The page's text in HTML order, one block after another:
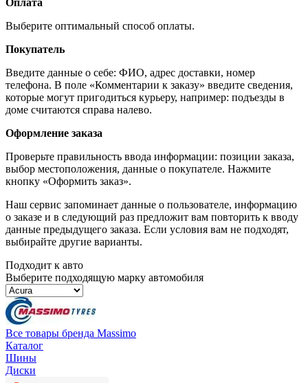
Оплата
Выберите оптимальный способ оплаты.
Покупатель
Введите данные о себе: ФИО, адрес доставки, номер
телефона. В поле «Комментарии к заказу» введите сведения,
которые могут пригодиться курьеру, например: подъезды в
доме считаются справа налево.
Оформление заказа
Проверьте правильность ввода информации: позиции заказа,
выбор местоположения, данные о покупателе. Нажмите
кнопку «Оформить заказ».
Наш сервис запоминает данные о пользователе, информацию
о заказе и в следующий раз предложит вам повторить к вводу
данные предыдущего заказа. Если условия вам не подходят,
выбирайте другие варианты.
Подходит к авто
Выберите подходящую марку автомобиля
Все товары бренда Massimo
Каталог
Шины
Диски